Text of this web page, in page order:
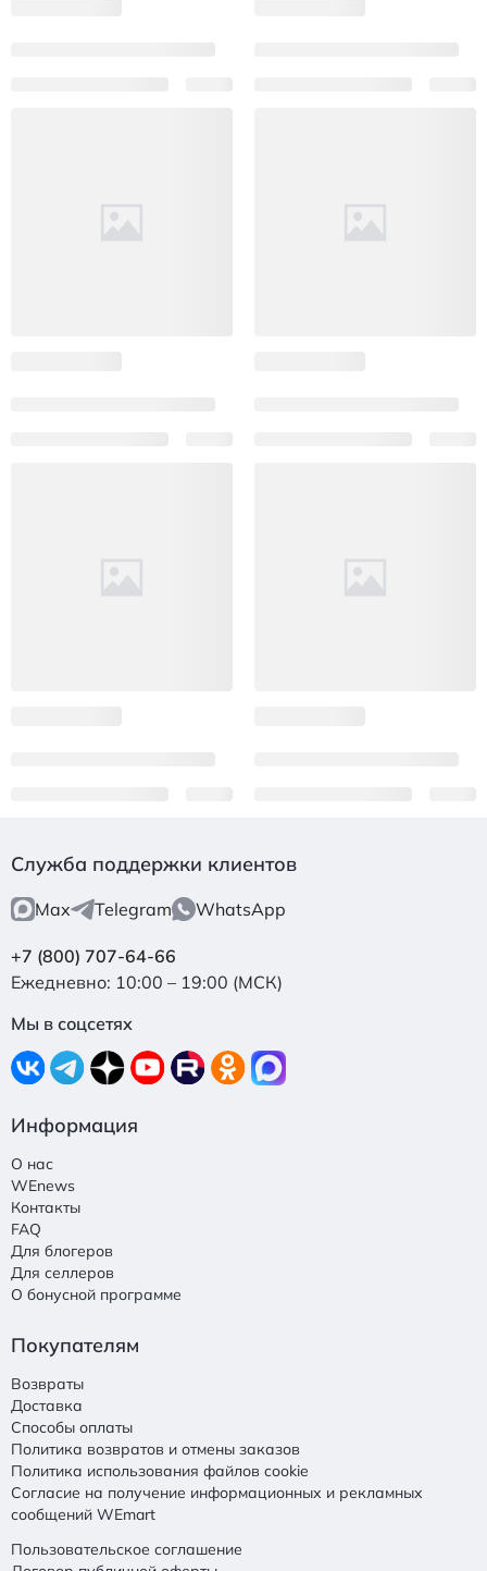
Служба поддержки клиентов
Max Telegram WhatsApp
+7 (800) 707-64-66
Ежедневно: 10:00 – 19:00 (МСК)
Мы в соцсетях
Информация
О нас
WEnews
Контакты
FAQ
Для блогеров
Для селлеров
О бонусной программе
Покупателям
Возвраты
Доставка
Способы оплаты
Политика возвратов и отмены заказов
Политика использования файлов cookie
Согласие на получение информационных и рекламных
сообщений WEmart
Пользовательское соглашение